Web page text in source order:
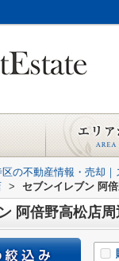
の不動産情報・売却｜
> セブンイレブン 阿
阿倍野高松店